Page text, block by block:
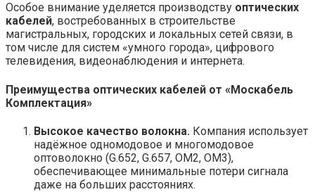
Особое внимание уделяется производству оптических
кабелей, востребованных в строительстве
магистральных, городских и локальных сетей связи, в
том числе для систем «умного города», цифрового
телевидения, видеонаблюдения и интернета.
Преимущества оптических кабелей от «Москабель
Комплектация»
Высокое качество волокна. Компания использует
надёжное одномодовое и многомодовое
оптоволокно (G.652, G.657, OM2, OM3),
обеспечивающее минимальные потери сигнала
даже на больших расстояниях.